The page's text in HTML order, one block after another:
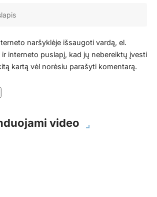
naršyklėje išsaugoti vardą, el.
ir interneto puslapį, kad jų nebereiktų įvesti
kartą vėl norėsiu parašyti komentarą.
video